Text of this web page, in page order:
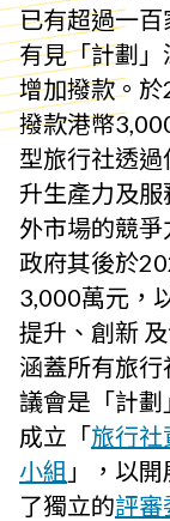
已有超過一百
有見「計劃
增加撥款。
撥款港幣
型旅行社透
升生產力及
外市場的競爭
政府其後於
3,000萬元，
提升、創新
涵蓋所有旅行
議會是「計
成立「旅行
小組 」，以
了獨立的評審